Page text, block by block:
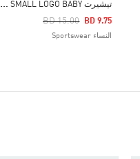
ت
يشيرت FUTURE ICONS SMALL LOGO BABY
Price Reduced From
BD 15.00
To BD 9.75
النساء Sportswear